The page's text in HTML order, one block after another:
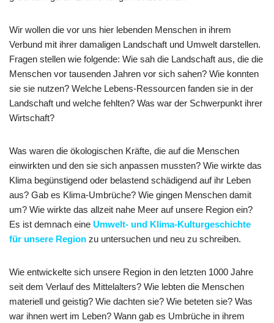
Wir wollen die vor uns hier lebenden Menschen in ihrem
Verbund mit ihrer damaligen Landschaft und Umwelt darstellen.
Fragen stellen wie folgende: Wie sah die Landschaft aus, die die
Menschen vor tausenden Jahren vor sich sahen? Wie konnten
sie sie nutzen? Welche Lebens-Ressourcen fanden sie in der
Landschaft und welche fehlten? Was war der Schwerpunkt ihrer
Wirtschaft?
Was waren die ökologischen Kräfte, die auf die Menschen
einwirkten und den sie sich anpassen mussten? Wie wirkte das
Klima begünstigend oder belastend schädigend auf ihr Leben
aus? Gab es Klima-Umbrüche? Wie gingen Menschen damit
um? Wie wirkte das allzeit nahe Meer auf unsere Region ein?
Es ist demnach eine Umwelt- und Klima-Kulturgeschichte
für unsere Region zu untersuchen und neu zu schreiben.
Wie entwickelte sich unsere Region in den letzten 1000 Jahre
seit dem Verlauf des Mittelalters? Wie lebten die Menschen
materiell und geistig? Wie dachten sie? Wie beteten sie? Was
war ihnen wert im Leben? Wann gab es Umbrüche in ihrem